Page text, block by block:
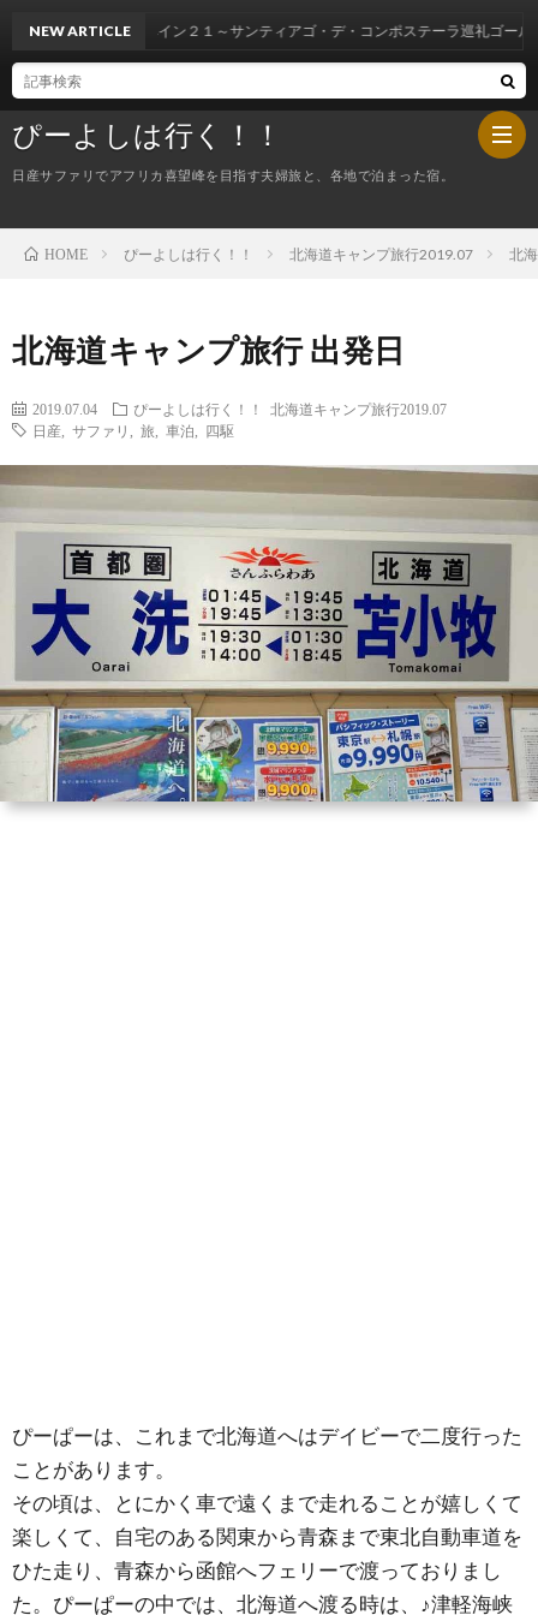
ぴーよしは行く！！
日産サファリでアフリカ喜望峰を目指す夫婦旅と、各地で泊まった宿。
し
く！
夜
の
NEW ARTICLE
スペイン２１～サンティアゴ・デ・コンポステーラ巡礼ゴール！
HOME ぴーよしは行く！！ 北海道キャンプ旅行2019.07 北
北海道キャンプ旅行 出発日
2019.07.04 ぴーよしは行く！！
北海道キャンプ旅行2019.07
日産
サファリ 旅 車泊 四駆
ぴーぱーは、これまで北海道へはデイビーで二度行った
ことがあります。
その頃は、とにかく車で遠くまで走れることが嬉しくて
楽しくて、自宅のある関東から青森まで東北自動車道を
ひた走り、青森から函館へフェリーで渡っておりまし
た。ぴーぱーの中では、北海道へ渡る時は、♪津軽海峡